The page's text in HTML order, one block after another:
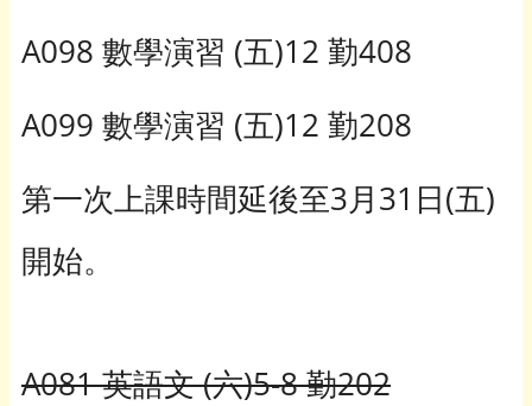
A098 數學演習 (五)12 勤408
A099 數學演習 (五)12 勤208
第一次上課時間延後至3月31日(五)
開始。
A081 英語文 (六)5-8 勤202